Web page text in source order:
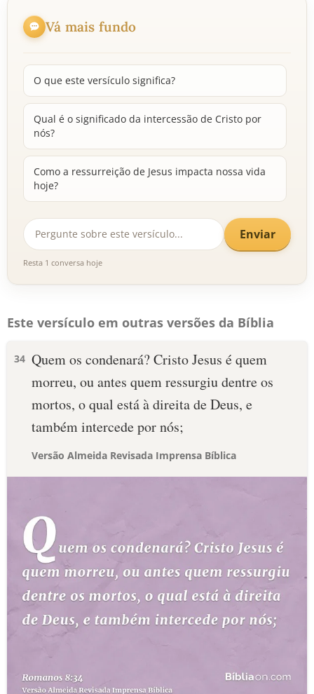
Vá mais fundo
O que este versículo significa?
Qual é o significado da intercessão de Cristo por
nós?
Como a ressurreição de Jesus impacta nossa vida
hoje?
Enviar
Resta 1 conversa hoje
Este versículo em outras versões da Bíblia
34 Quem os condenará? Cristo Jesus é quem
morreu, ou antes quem ressurgiu dentre os
mortos, o qual está à direita de Deus, e
também intercede por nós;
Versão Almeida Revisada Imprensa Bíblica